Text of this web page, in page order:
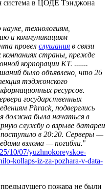
система в ЦОДЕ Тэнджона
технологиям,
и коммуникациям
провел слушания в связи
компаниях страны, прежде
корпорации KT. .......
было объявлено, что 26
тэджонского
ресурсов.
государственных
Phrack, подверглись
должна была начаться в
службу о взрыве батареи
в 20:20. Серверы —
взлома — погибли."
10/07/yuzhnokoreyskoe-
kollaps-iz-za-pozhara-v-data-
пожара не были